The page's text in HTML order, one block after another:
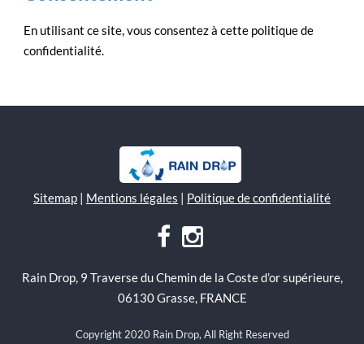
En utilisant ce site, vous consentez à cette politique de
confidentialité.
Sitemap | Mentions légales | Politique de confidentialité
Rain Drop, 9 Traverse du Chemin de la Coste d’or supérieure,
06130 Grasse, FRANCE
Copyright 2020 Rain Drop, All Right Reserved